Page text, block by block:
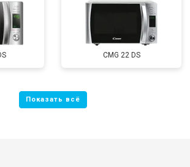
CMG 22 DS